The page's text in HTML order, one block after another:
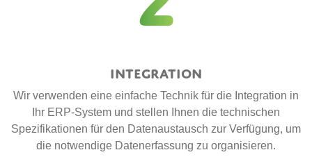
Integration
Wir verwenden eine einfache Technik für die Integration in
Ihr ERP-System und stellen Ihnen die technischen
Spezifikationen für den Datenaustausch zur Verfügung, um
die notwendige Datenerfassung zu organisieren.